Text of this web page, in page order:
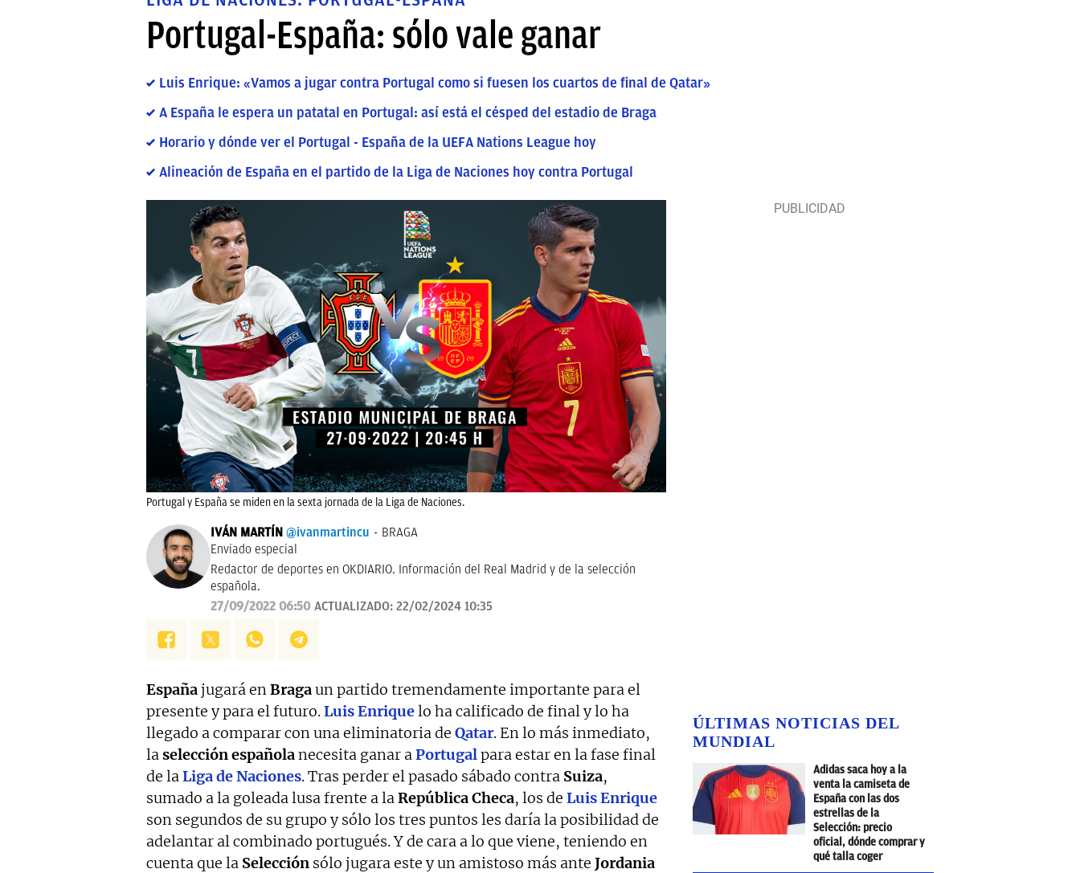
Portugal-España: sólo vale ganar
Luis Enrique: «Vamos a jugar contra Portugal como si fuesen los cuartos de final de Qatar»
A España le espera un patatal en Portugal: así está el césped del estadio de Braga
Horario y dónde ver el Portugal - España de la UEFA Nations League hoy
Alineación de España en el partido de la Liga de Naciones hoy contra Portugal
Portugal y España se miden en la sexta jornada de la Liga de Naciones.
IVÁN MARTÍN @ivanmartincu
BRAGA
Enviado especial
Redactor de deportes en OKDIARIO. Información del Real Madrid y de la selección
española.
27/09/2022 06:50 ACTUALIZADO: 22/02/2024 10:35
Españajugará enBragaun partido tremendamente importante para el
presente y para el futuro.Luis Enriquelo ha calificado de final y lo ha
llegado a comparar con una eliminatoria de Qatar. En lo más inmediato,
laselección españolanecesita ganar aPortugalpara estar en la fase final
de laLiga de Naciones. Tras perder el pasado sábado contra Suiza,
sumado a la goleada lusa frente a laRepública Checa, los de Luis Enrique
son segundos de su grupo y sólo los tres puntos les daría la posibilidad de
adelantar al combinado portugués. Y de cara a lo que viene, teniendo en
cuenta que la Selección sólo jugara este y un amistoso más ante Jordania
ÚLTIMAS NOTICIAS DEL
MUNDIAL
Adidas saca hoy a la
venta la camiseta de
España con las dos
estrellas de la
Selección: precio
oficial, dónde comprar y
qué talla coger